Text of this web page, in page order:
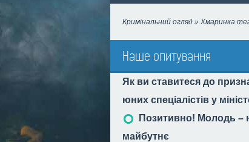
Кримінальний огляд » Хмаринка
Наше опитування
Як ви ставитеся до
юних спеціалістів у
Позитивно! Молодь –
майбутнє